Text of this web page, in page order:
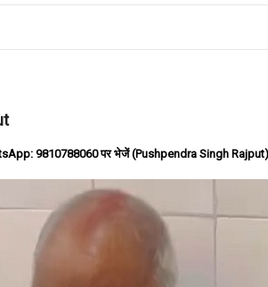
9810788060 पर भेजें (Pushpendra Singh Rajput)